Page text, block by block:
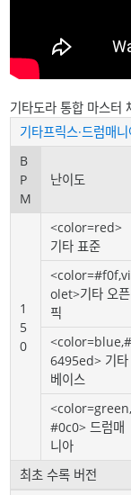
기타도라 통합 마스터
기타프릭스·드럼매
B
P
M
난이도
1
5
0
<color=red>
기타 표준
<color=#f0f,vi
olet>기타 오픈
픽
<color=blue,#
6495ed> 기타
베이스
<color=green,
#0c0> 드럼매
니아
최초 수록 버전